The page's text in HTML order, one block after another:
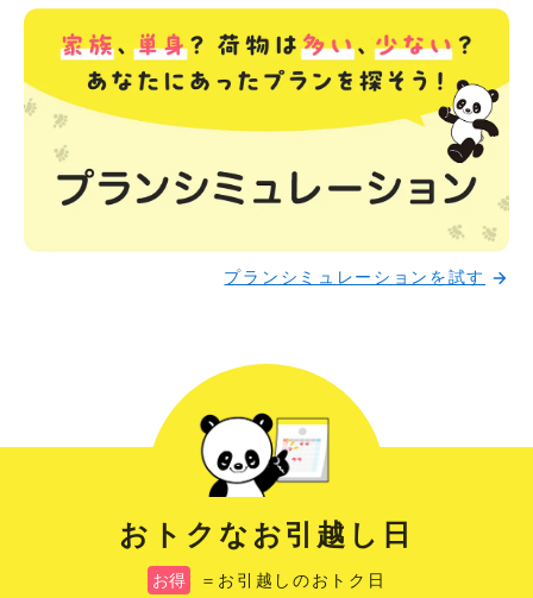
プランシミュレーションを試す
おトクなお引越し日
お得 ＝お引越しのおトク日